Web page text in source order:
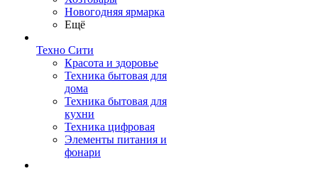
Новогодняя ярмарка
Ещё
Техно Сити
Красота и здоровье
Техника бытовая для
дома
Техника бытовая для
кухни
Техника цифровая
Элементы питания и
фонари